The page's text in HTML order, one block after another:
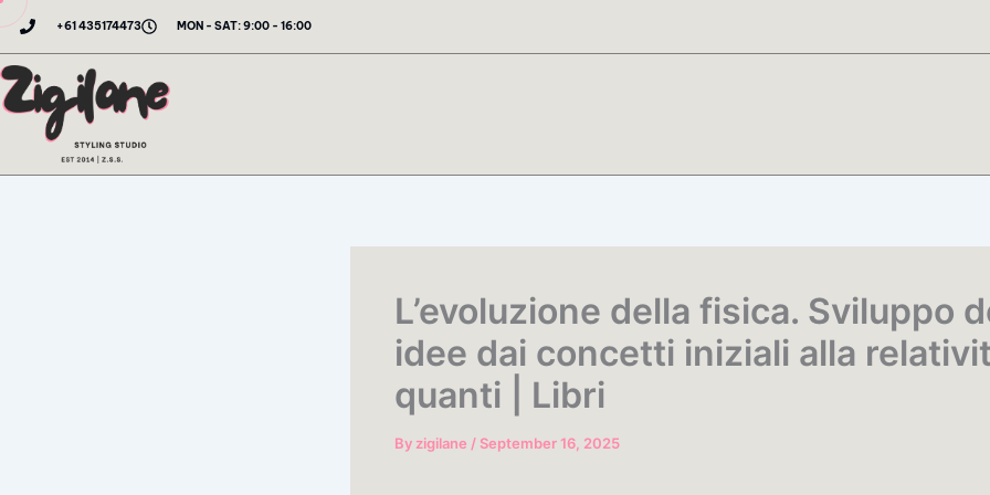
Skip
content
+61 435174473 MON - SAT: 9:00 - 16:00
L’evoluzione della fisica. Sviluppo
idee dai concetti iniziali alla
quanti | Libri
By zigilane /September 16, 2025